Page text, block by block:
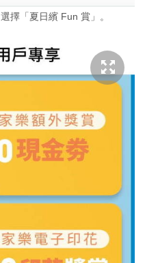
擇「夏日繽 Fun 賞」。